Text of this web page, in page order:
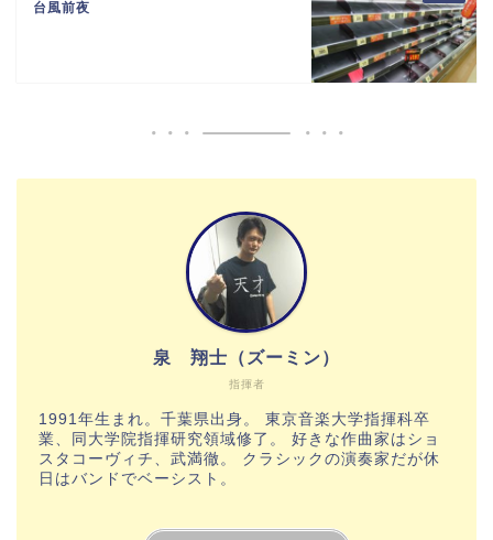
台風前夜
指揮者
泉 翔士（ズーミン）
1991年生まれ。千葉県出身。 東京音楽大学指揮科卒
業、同大学院指揮研究領域修了。 好きな作曲家はショ
スタコーヴィチ、武満徹。 クラシックの演奏家だが休
日はバンドでベーシスト。